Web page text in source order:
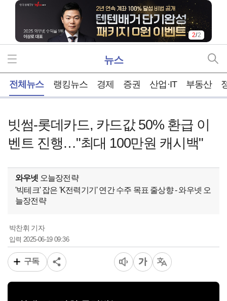
2/2
뉴스
전체뉴스 랭킹뉴스 경제 증권 산업·IT 부동산
빗썸-롯데카드, 카드값 50% 환급 이
벤트 진행…"최대 100만원 캐시백"
와우넷 오늘장전략
'빅테크' 잡은 'K전력기기' 연간 수주 목표 줄상향 - 와우넷 오
늘장전략
박찬휘 기자
입력 2025-06-19 09:36
구독